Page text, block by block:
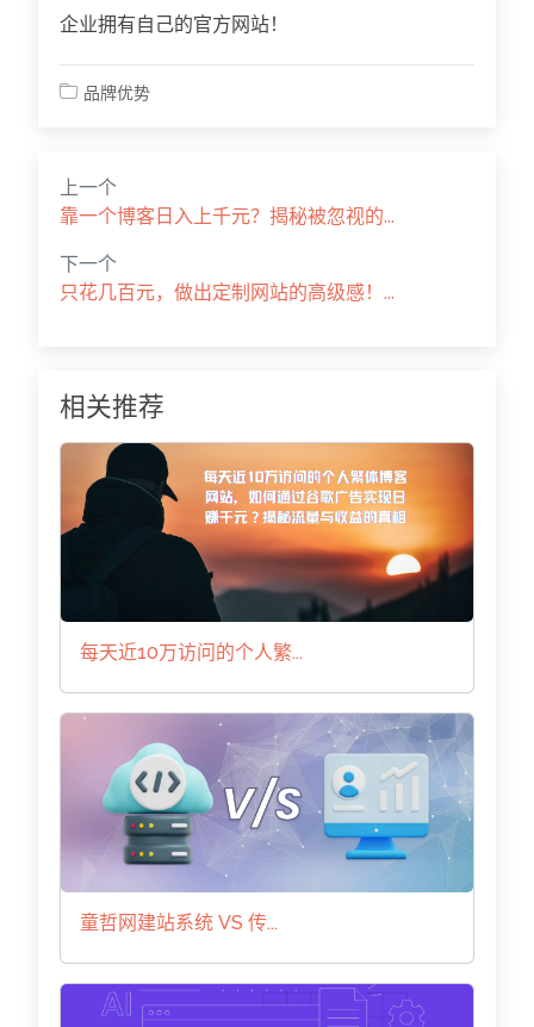
企业拥有自己的官方网站！
品牌优势
上一个
靠一个博客日入上千元？揭秘被忽视的...
下一个
只花几百元，做出定制网站的高级感！...
相关推荐
每天近10万访问的个人繁...
童哲网建站系统 VS 传...